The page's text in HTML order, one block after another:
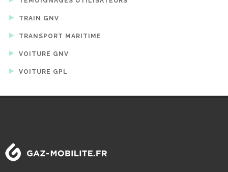
TRAIN GNV
TRANSPORT MARITIME
VOITURE GNV
VOITURE GPL